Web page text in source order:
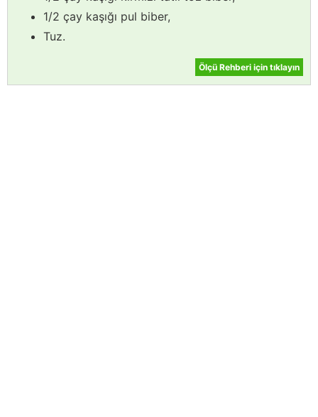
1/2 çay kaşığı pul biber,
Tuz.
Ölçü Rehberi için tıklayın